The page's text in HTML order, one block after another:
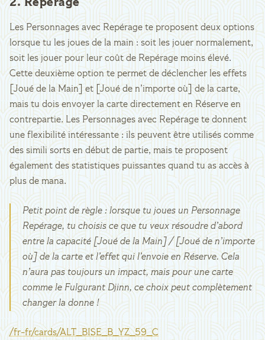
2. Repérage
Les Personnages avec Repérage te proposent deux options
lorsque tu les joues de la main : soit les jouer normalement,
soit les jouer pour leur coût de Repérage moins élevé.
Cette deuxième option te permet de déclencher les effets
[Joué de la Main] et [Joué de n’importe où] de la carte,
mais tu dois envoyer la carte directement en Réserve en
contrepartie. Les Personnages avec Repérage te donnent
une flexibilité intéressante : ils peuvent être utilisés comme
des simili sorts en début de partie, mais te proposent
également des statistiques puissantes quand tu as accès à
plus de mana.
Petit point de règle : lorsque tu joues un Personnage
Repérage, tu choisis ce que tu veux résoudre d’abord
entre la capacité [Joué de la Main] / [Joué de n’importe
où] de la carte et l’effet qui l’envoie en Réserve. Cela
n’aura pas toujours un impact, mais pour une carte
comme le Fulgurant Djinn, ce choix peut complètement
changer la donne !
/fr-fr/cards/ALT_BISE_B_YZ_59_C